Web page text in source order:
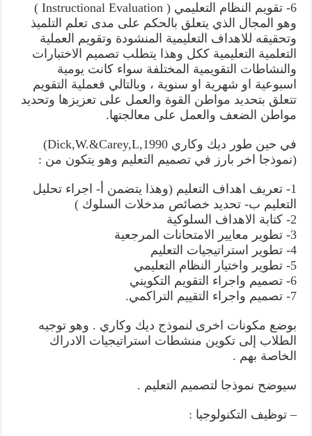
6- تقويم النظام التعليمي ( Instructional Evaluation )
وهو المجال الذي يتعلق بالحكم على مدى تعلم التلميذ
وتحقيقه للاهداف التعليمية المنشودة وتقويم العملية
التعلمية التعليمية ككل وهذا يتطلب تصميم الاختبارات
والنشاطات التقويمية المختلفة سواء كانت يومية
اسبوعية او شهرية او سنوية ، وبالتالي فعملية التقويم
تتعلق بتحديد مواطن القوة والعمل على تعزيزها وتحديد
مواطن الضعف والعمل على معالجتها.
في حين طور ديك وكاري Dick,W.&Carey,L,1990)
(نموذجا اخر بارز في تصميم التعليم وهو يتكون من :
1- تعريف اهداف التعليم (وهذا يتضمن أ- اجراء تحليل
التعليم ب- تحديد خصائص مدخلات السلوك )
2- كتابة الاهداف السلوكية
3- تطوير معايير الامتحانات المرجعية
4- تطوير استراتيجيات التعليم
5- تطوير واختيار النظام التعليمي
6- تصميم واجراء التقويم التكويني
7- تصميم واجراء التقييم التراكمي.
بوضع مكونات اخرى لنموذج ديك وكاري . وهو توجيه
الطلاب إلى تكوين منشطات استراتيجيات الادراك
الخاصة بهم .
سيوضح نموذجا لتصميم التعليم .
– توظيف التكنولوجيا :